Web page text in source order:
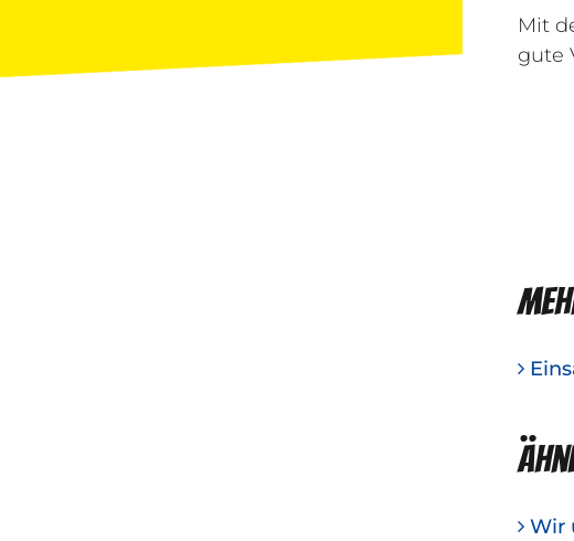
Mit
gute
Wir